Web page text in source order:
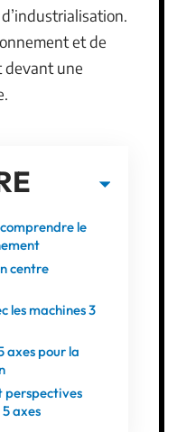
et de
devant une
comprendre le
centre
les machines 3
axes pour la
perspectives
5 axes